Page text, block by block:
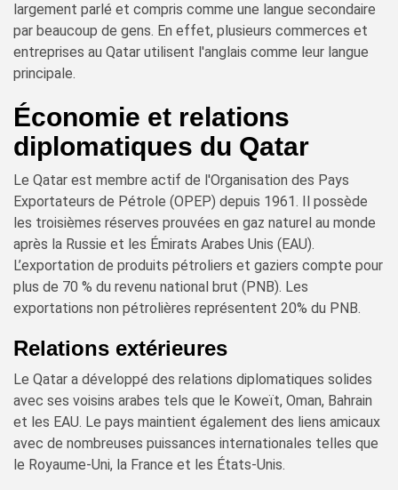
largement parlé et compris comme une langue secondaire
par beaucoup de gens. En effet, plusieurs commerces et
entreprises au Qatar utilisent l'anglais comme leur langue
principale.
Économie et relations
diplomatiques du Qatar
Le Qatar est membre actif de l'Organisation des Pays
Exportateurs de Pétrole (OPEP) depuis 1961. Il possède
les troisièmes réserves prouvées en gaz naturel au monde
après la Russie et les Émirats Arabes Unis (EAU).
L’exportation de produits pétroliers et gaziers compte pour
plus de 70 % du revenu national brut (PNB). Les
exportations non pétrolières représentent 20% du PNB.
Relations extérieures
Le Qatar a développé des relations diplomatiques solides
avec ses voisins arabes tels que le Koweït, Oman, Bahrain
et les EAU. Le pays maintient également des liens amicaux
avec de nombreuses puissances internationales telles que
le Royaume-Uni, la France et les États-Unis.